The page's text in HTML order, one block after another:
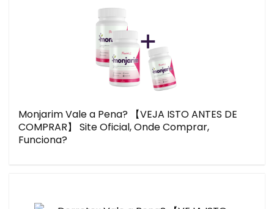
Monjarim Vale a Pena? 【VEJA ISTO ANTES DE
COMPRAR】 Site Oficial, Onde Comprar,
Funciona?